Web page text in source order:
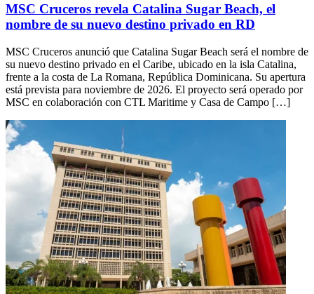
MSC Cruceros revela Catalina Sugar Beach, el
nombre de su nuevo destino privado en RD
MSC Cruceros anunció que Catalina Sugar Beach será el nombre de
su nuevo destino privado en el Caribe, ubicado en la isla Catalina,
frente a la costa de La Romana, República Dominicana. Su apertura
está prevista para noviembre de 2026. El proyecto será operado por
MSC en colaboración con CTL Maritime y Casa de Campo […]